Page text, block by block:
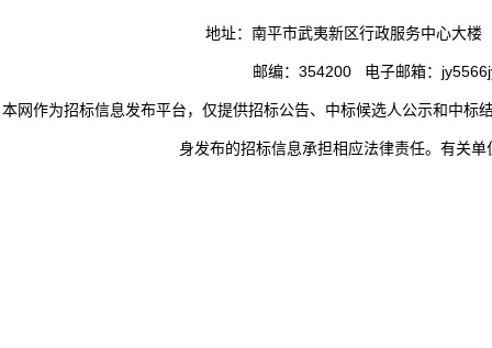
地址：南平市武夷新区行政服务中心大
邮编：354200 电子邮箱：
本网作为招标信息发布平台，仅提供招标公告、中标候选人公示和中
身发布的招标信息承担相应法律责任。有关